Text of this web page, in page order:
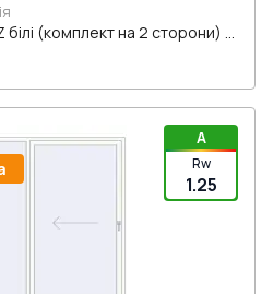
білі (комплект на 2 сторони) з
A
Rw
1.25